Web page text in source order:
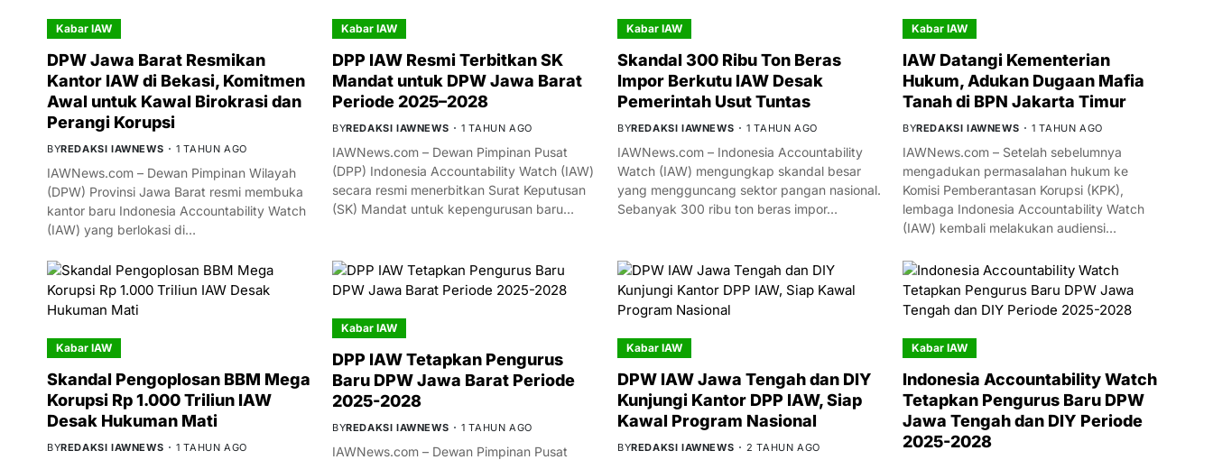
Kabar IAW
DPW Jawa Barat Resmikan
Kantor IAW di Bekasi, Komitmen
Awal untuk Kawal Birokrasi dan
Perangi Korupsi
BYREDAKSI IAWNEWS 1 TAHUN AGO
IAWNews.com – Dewan Pimpinan Wilayah
(DPW) Provinsi Jawa Barat resmi membuka
kantor baru Indonesia Accountability Watch
(IAW) yang berlokasi di…
Kabar IAW
DPP IAW Resmi Terbitkan SK
Mandat untuk DPW Jawa Barat
Periode 2025–2028
BYREDAKSI IAWNEWS 1 TAHUN AGO
IAWNews.com – Dewan Pimpinan Pusat
(DPP) Indonesia Accountability Watch (IAW)
secara resmi menerbitkan Surat Keputusan
(SK) Mandat untuk kepengurusan baru…
Kabar IAW
Skandal 300 Ribu Ton Beras
Impor Berkutu IAW Desak
Pemerintah Usut Tuntas
BYREDAKSI IAWNEWS 1 TAHUN AGO
IAWNews.com – Indonesia Accountability
Watch (IAW) mengungkap skandal besar
yang mengguncang sektor pangan nasional.
Sebanyak 300 ribu ton beras impor…
Kabar IAW
IAW Datangi Kementerian
Hukum, Adukan Dugaan Mafia
Tanah di BPN Jakarta Timur
BYREDAKSI IAWNEWS 1 TAHUN AGO
IAWNews.com – Setelah sebelumnya
mengadukan permasalahan hukum ke
Komisi Pemberantasan Korupsi (KPK),
lembaga Indonesia Accountability Watch
(IAW) kembali melakukan audiensi…
Kabar IAW
Skandal Pengoplosan BBM Mega
Korupsi Rp 1.000 Triliun IAW
Desak Hukuman Mati
BYREDAKSI IAWNEWS 1 TAHUN AGO
Kabar IAW
DPP IAW Tetapkan Pengurus
Baru DPW Jawa Barat Periode
2025-2028
BYREDAKSI IAWNEWS 1 TAHUN AGO
IAWNews.com – Dewan Pimpinan Pusat
Kabar IAW
DPW IAW Jawa Tengah dan DIY
Kunjungi Kantor DPP IAW, Siap
Kawal Program Nasional
BYREDAKSI IAWNEWS 2 TAHUN AGO
Kabar IAW
Indonesia Accountability Watch
Tetapkan Pengurus Baru DPW
Jawa Tengah dan DIY Periode
2025-2028